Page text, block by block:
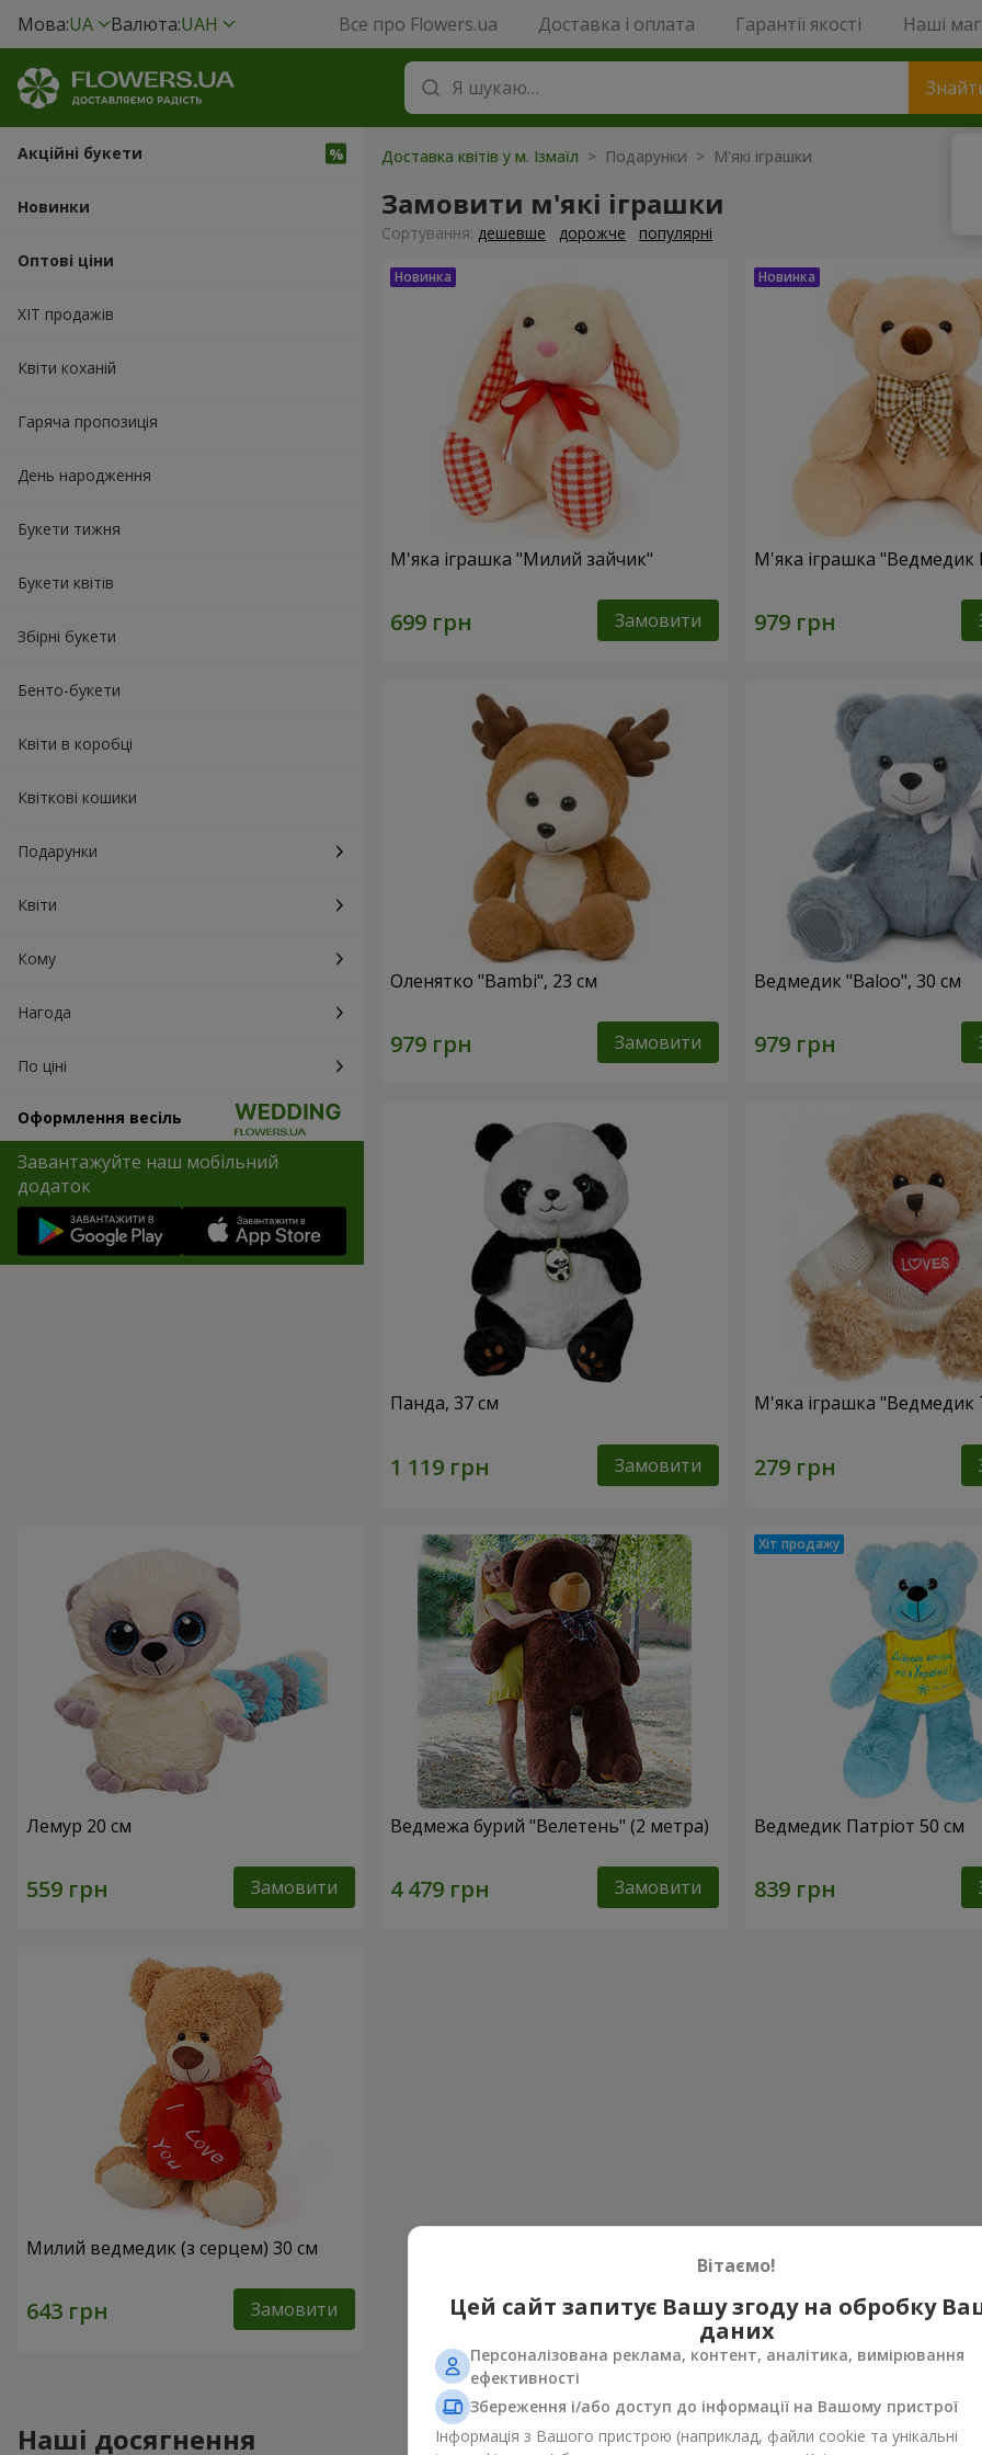
Мова:UA Валюта:UAH Все про Flowers.ua Доставка і оплата Гарантії якості Наші
Акційні букети
Новинки
Оптові ціни
ХІТ продажів
Квіти коханій
Гаряча пропозиція
День народження
Букети тижня
Букети квітів
Збірні букети
Бенто-букети
Квіти в коробці
Квіткові кошики
Подарунки
Квіти
Кому
Нагода
По ціні
Оформлення весіль
Завантажуйте наш мобільний
додаток
Доставка квітів у м. Ізмаїл > Подарунки > М'які іграшки
Замовити м'які іграшки
Сортування: дешевше дорожче популярні
М'яка іграшка "Милий зайчик"
Замовити
М'яка іграшка "Ведмедик
Оленятко "Bambi", 23 см
Замовити
Ведмедик "Baloo", 30 см
Панда, 37 см
Замовити
М'яка іграшка "Ведмедик
Лемур 20 см
Замовити
Ведмежа бурий "Велетень" (2 метра)
Замовити
Ведмедик Патріот 50 см
Милий ведмедик (з серцем) 30 см
Замовити
Наші досягнення
Вітаємо!
Цей сайт запитує Вашу згоду на обробку
даних
Персоналізована реклама, контент, аналітика, вимірювання
ефективності
Збереження і/або доступ до інформації на Вашому пристрої
Інформація з Вашого пристрою (наприклад, файли cookie та унікальні